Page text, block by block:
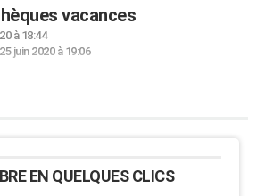
vacances
à 18:44
25 juin 2020 à 19:06
EN QUELQUES CLICS